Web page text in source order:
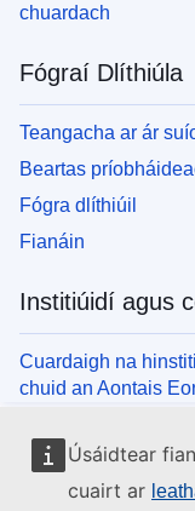
Úsáidtear
cuairt ar
chuardach
Fógraí Dlíthiúla
Teangacha ar ár
Beartas
Fógra dlíthiúil
Fianáin
Institiúidí agus
Cuardaigh na
chuid an Aontais